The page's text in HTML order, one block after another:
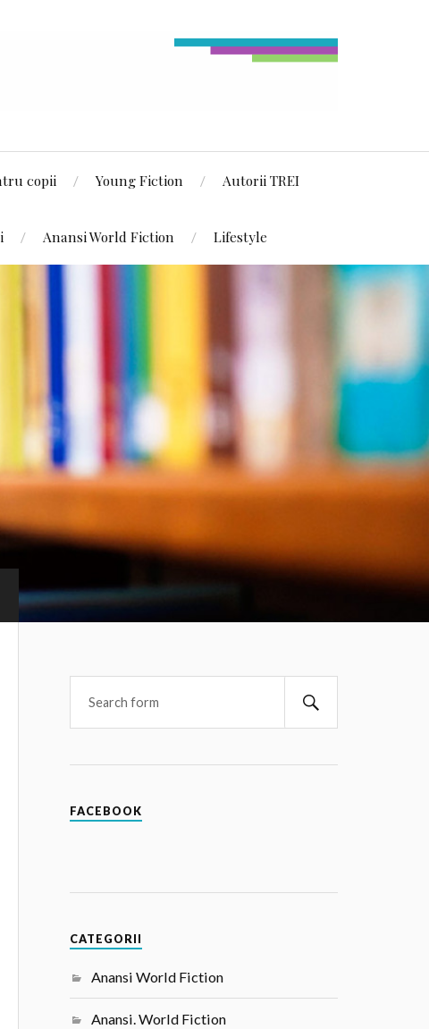
copii Young Fiction Autorii TREI
Anansi World Fiction Lifestyle
FACEBOOK
CATEGORII
Anansi World Fiction
Anansi. World Fiction